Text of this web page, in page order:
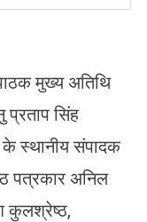
मुख्य अतिथि
सिंह
स्थानीय संपादक
पत्रकार अनिल
कुलश्रेष्ठ,